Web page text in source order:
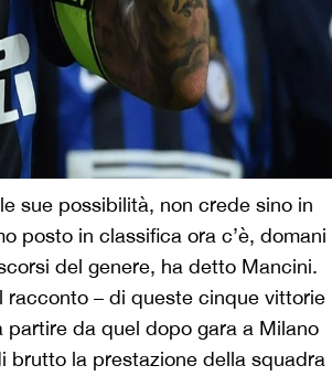
sue possibilità, non crede sino in
posto in classifica ora c’è, domani
del genere, ha detto Mancini.
– di queste cinque vittorie
da quel dopo gara a Milano
brutto la prestazione della squadra